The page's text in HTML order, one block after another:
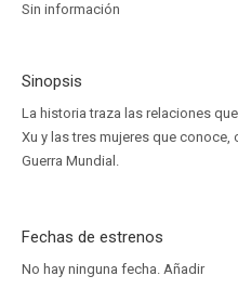
Sin información
Sinopsis
La historia traza las relaciones
Xu y las tres mujeres que
Guerra Mundial.
Fechas de estrenos
No hay ninguna fecha. Añadir